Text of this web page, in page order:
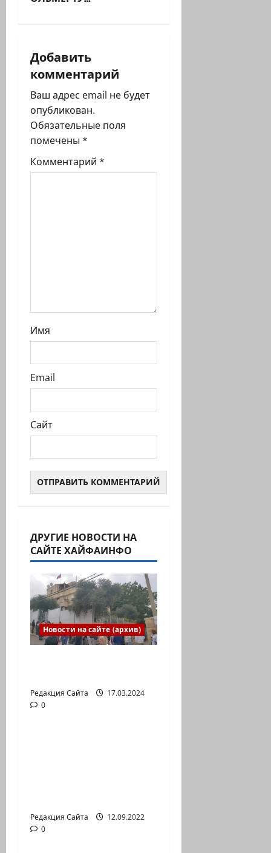
ц
и
я
з
а
п
Добавить
комментарий
Ваш адрес email не будет
опубликован.
Обязательные поля
помечены *
Комментарий *
Имя
Email
Сайт
ДРУГИЕ НОВОСТИ НА
САЙТЕ ХАЙФАИНФО
Новости на сайте (архив)
Редакция Сайта
17.03.2024
0Новости на сайте (архив)
Редакция Сайта
12.09.2022
0Новости на сайте (архив)